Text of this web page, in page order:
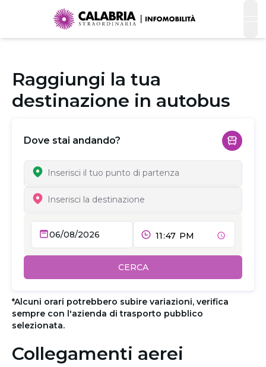
Raggiungi la tua
destinazione in autobus
Dove stai andando?
06/08/2026
CERCA
*Alcuni orari potrebbero subire variazioni, verifica
sempre con l'azienda di trasporto pubblico
selezionata.
Collegamenti aerei